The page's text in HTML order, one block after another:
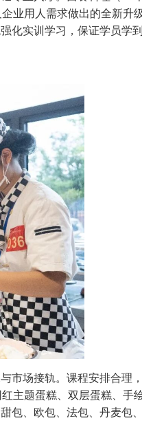
业用人需求做出的全新升
化实训学习，保证学员学
市场接轨。课程安排合理
主题蛋糕、双层蛋糕、手
包、欧包、法包、丹麦包